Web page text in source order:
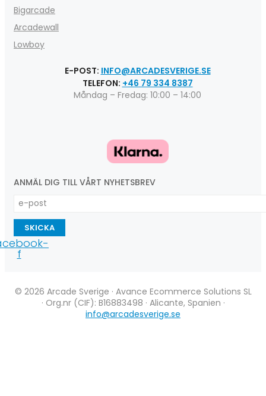
Bigarcade
Arcadewall
Lowboy
E-POST: INFO@ARCADESVERIGE.SE
TELEFON: +46 79 334 8387
Måndag – Fredag: 10:00 – 14:00
ANMÄL DIG TILL VÅRT NYHETSBREV
SKICKA
f
© 2026 Arcade Sverige · Avance Ecommerce Solutions SL
· Org.nr (CIF): B16883498 · Alicante, Spanien ·
info@arcadesverige.se